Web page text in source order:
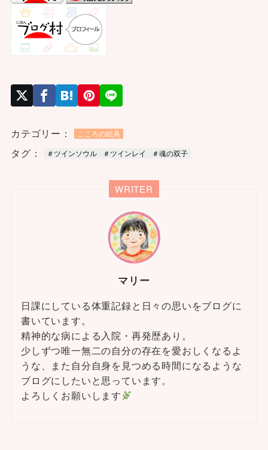
カテゴリー： こころの絵具
タグ： ＃ツインソウル ＃ツインレイ ＃魂の双子
WRITER
マリー
日課にしている体重記録と日々の思いをブログに
書いています。
精神的な病による入院・再発歴あり。
少しずつ唯一無二の自分の存在を愛おしくなるよ
うな、また自分自身を見つめる時間になるような
ブログにしたいと思っています。
よろしくお願いします